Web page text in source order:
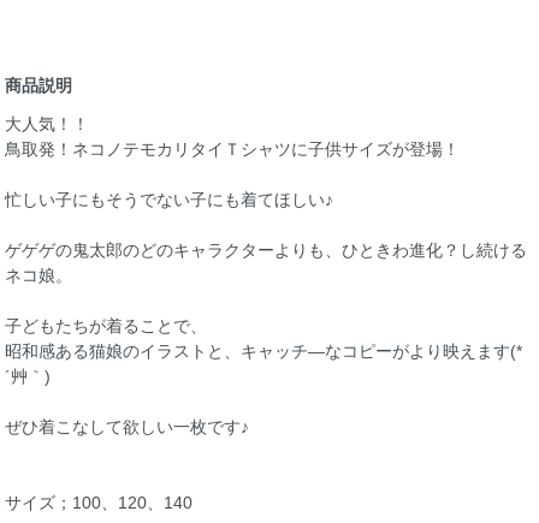
商品説明
大人気！！
鳥取発！ネコノテモカリタイＴシャツに子供サイズが登場！
忙しい子にもそうでない子にも着てほしい♪
ゲゲゲの鬼太郎のどのキャラクターよりも、ひときわ進化？し続ける
ネコ娘。
子どもたちが着ることで、
昭和感ある猫娘のイラストと、キャッチ―なコピーがより映えます(*
´艸｀)
ぜひ着こなして欲しい一枚です♪
サイズ；100、120、140